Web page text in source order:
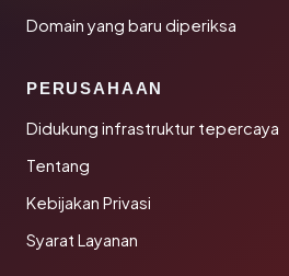
Domain yang baru diperiksa
PERUSAHAAN
Didukung infrastruktur tepercaya
Tentang
Kebijakan Privasi
Syarat Layanan